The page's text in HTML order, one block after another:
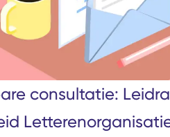
consultatie: